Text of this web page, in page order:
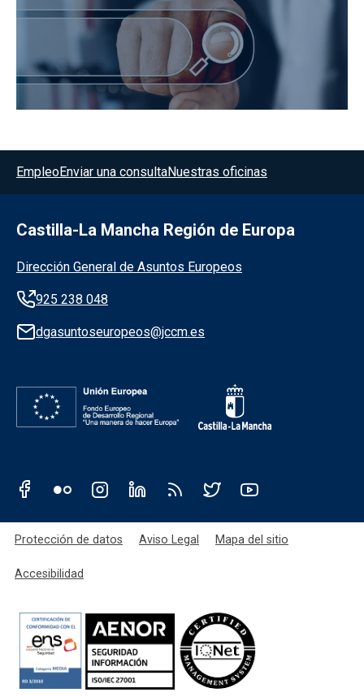
Menú del pie
EmpleoEnviar una consultaNuestras oficinas
Castilla-La Mancha Región de Europa
Información de la institución
Dirección General de Asuntos Europeos
925 238 048
dgasuntoseuropeos@jccm.es
Redes sociales JCCM
Menú legal
Protección de datos Aviso Legal Mapa del sitio
Accesibilidad